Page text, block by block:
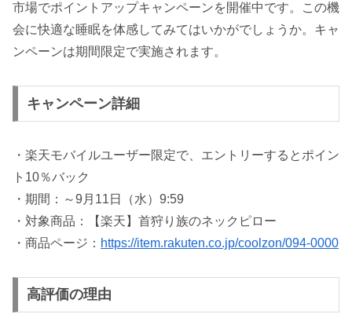
市場でポイントアップキャンペーンを開催中です。この機
会に快適な睡眠を体感してみてはいかがでしょうか。キャ
ンペーンは期間限定で実施されます。
キャンペーン詳細
・楽天モバイルユーザー限定で、エントリーするとポイン
ト10％バック
・期間：～9月11日（水）9:59
・対象商品：【楽天】首狩り族のネックピロー
・商品ページ： https://item.rakuten.co.jp/coolzon/094-0000
高評価の理由